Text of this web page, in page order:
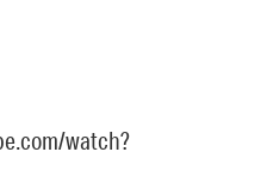
watch?